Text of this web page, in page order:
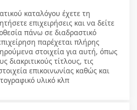
καταλόγου έχετε τη
επιχειρήσεις και να δείτε
πάνω σε διαδραστικό
παρέχεται πλήρης
στοιχεία για αυτή, όπως
διακριτικούς τίτλους, τις
επικοινωνίας καθώς και
υλικό κλπ